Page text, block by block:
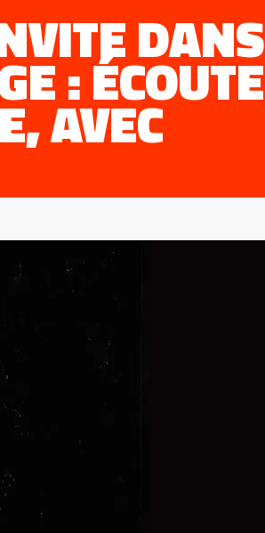
DANS
: ÉCOUTE
AVEC